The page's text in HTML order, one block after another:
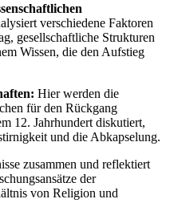
verschiedene Faktoren
gesellschaftliche Strukturen
Wissen, die den Aufstieg
Hier werden die
für den Rückgang
12. Jahrhundert diskutiert,
und die Abkapselung.
zusammen und reflektiert
der
von Religion und